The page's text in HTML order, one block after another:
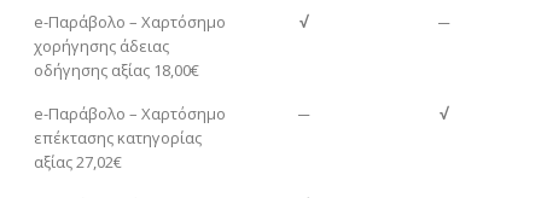
e-Παράβολο – Χαρτόσημο
χορήγησης άδειας
οδήγησης αξίας 18,00€
√ ─
e-Παράβολο – Χαρτόσημο
επέκτασης κατηγορίας
αξίας 27,02€
─ √